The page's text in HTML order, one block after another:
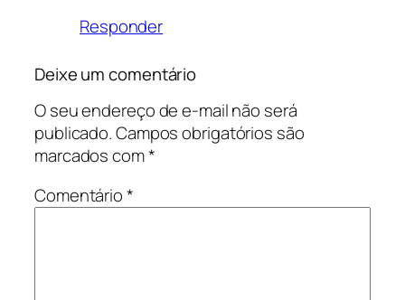
Responder
Deixe um comentário
O seu endereço de e-mail não será
publicado.Campos obrigatórios são
marcados com*
Comentário*